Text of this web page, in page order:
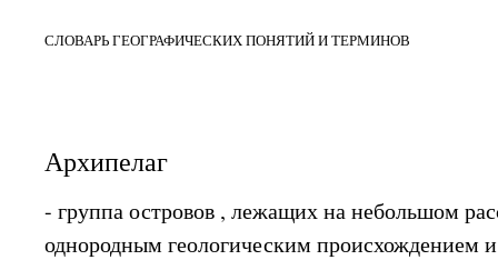
СЛОВАРЬ ГЕОГРАФИЧЕСКИХ ПОНЯТИЙ И ТЕРМИНОВ
Архипелаг
- группа островов , лежащих на небольшом
однородным геологическим происхождением